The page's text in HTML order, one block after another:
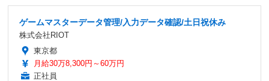
ゲームマスターデータ管理/入力データ確認/土日祝休み
株式会社RIOT
東京都
月給30万8,300円～60万円
正社員